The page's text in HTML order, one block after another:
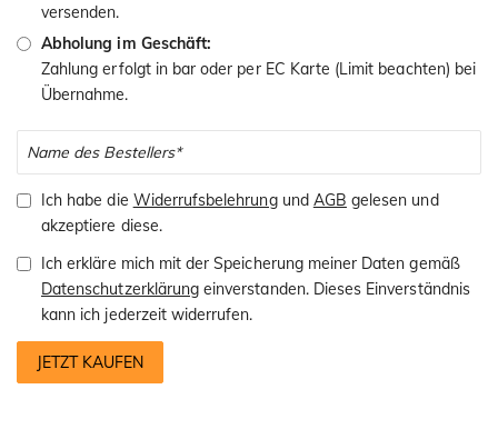
versenden.
Abholung im Geschäft:
Zahlung erfolgt in bar oder per EC Karte (Limit beachten) bei
Übernahme.
Ich habe die Widerrufsbelehrungund AGB gelesen und
akzeptiere diese.
Ich erkläre mich mit der Speicherung meiner Daten gemäß
Datenschutzerklärung einverstanden. Dieses Einverständnis
kann ich jederzeit widerrufen.
JETZT KAUFEN